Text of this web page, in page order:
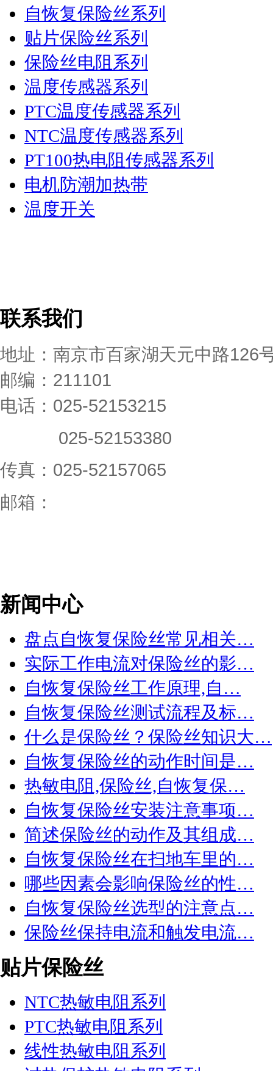
自恢复保险丝系列
贴片保险丝系列
保险丝电阻系列
温度传感器系列
PTC温度传感器系列
NTC温度传感器系列
PT100热电阻传感器系列
电机防潮加热带
温度开关
联系我们
地址：南京市百家湖天元中路126
邮编：211101
电话：025-52153215
025-52153380
传真：025-52157065
邮箱：
新闻中心
盘点自恢复保险丝常见相关…
实际工作电流对保险丝的影…
自恢复保险丝工作原理,自…
自恢复保险丝测试流程及标…
什么是保险丝？保险丝知识大…
自恢复保险丝的动作时间是…
热敏电阻,保险丝,自恢复保…
自恢复保险丝安装注意事项…
简述保险丝的动作及其组成…
自恢复保险丝在扫地车里的…
哪些因素会影响保险丝的性…
自恢复保险丝选型的注意点…
保险丝保持电流和触发电流…
贴片保险丝
NTC热敏电阻系列
PTC热敏电阻系列
线性热敏电阻系列